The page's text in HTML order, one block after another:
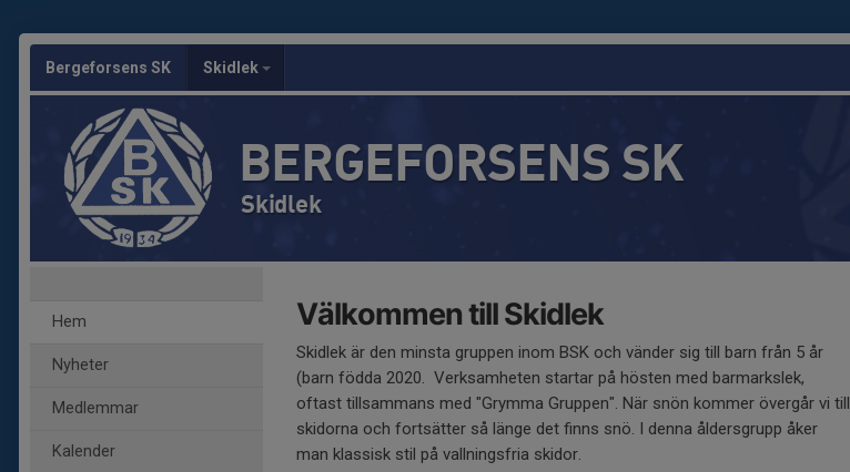
Bergeforsens SK Skidlek
BERGEFORSENS SK
Skidlek
Hem
Nyheter
Medlemmar
Kalender
Välkommen till Skidlek
Skidlek är den minsta gruppen inom BSK och vänder sig till barn från 5 år
(barn födda 2020. Verksamheten startar på hösten med barmarkslek,
oftast tillsammans med "Grymma Gruppen". När snön kommer övergår vi till
skidorna och fortsätter så länge det finns snö. I denna åldersgrupp åker
man klassisk stil på vallningsfria skidor.